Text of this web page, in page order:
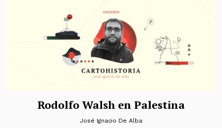
Rodolfo Walsh en Palestina
José Ignacio De Alba